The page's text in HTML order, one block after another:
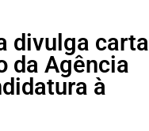
divulga carta
da Agência
à